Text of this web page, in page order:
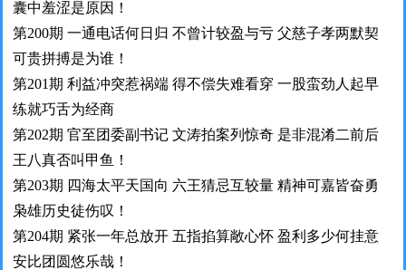
囊中羞涩是原因！
第200期 一通电话何日归 不曾计较盈与亏 父慈子孝两默契
可贵拼搏是为谁！
第201期 利益冲突惹祸端 得不偿失难看穿 一股蛮劲人起早
练就巧舌为经商
第202期 官至团委副书记 文涛拍案列惊奇 是非混淆二前后
王八真否叫甲鱼！
第203期 四海太平天国向 六王猜忌互较量 精神可嘉皆奋勇
枭雄历史徒伤叹！
第204期 紧张一年总放开 五指掐算敞心怀 盈利多少何挂意
安比团圆悠乐哉！